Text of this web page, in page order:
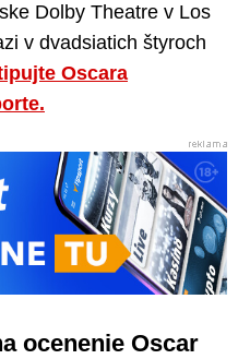
Dolby Theatre v Los
v dvadsiatich štyroch
Oscara
ocenenie Oscar